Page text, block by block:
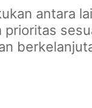
antara